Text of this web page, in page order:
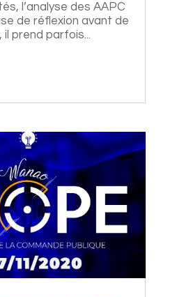
l’analyse des AAPC
de réflexion avant de
il prend parfois...